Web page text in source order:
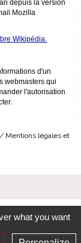
depuis la version
Mozilla
Wikipédia.
d'un
webmasters qui
l'autorisation
Mentions légales et
what you want